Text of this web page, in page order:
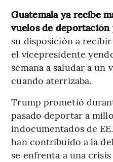
Guatemala ya recibe
vuelos de
su disposición a
el vicepresidente
semana a saludar a un
cuando aterrizaba.
Trump prometió
pasado deportar a
indocumentados de
han contribuido a la
se enfrenta a una